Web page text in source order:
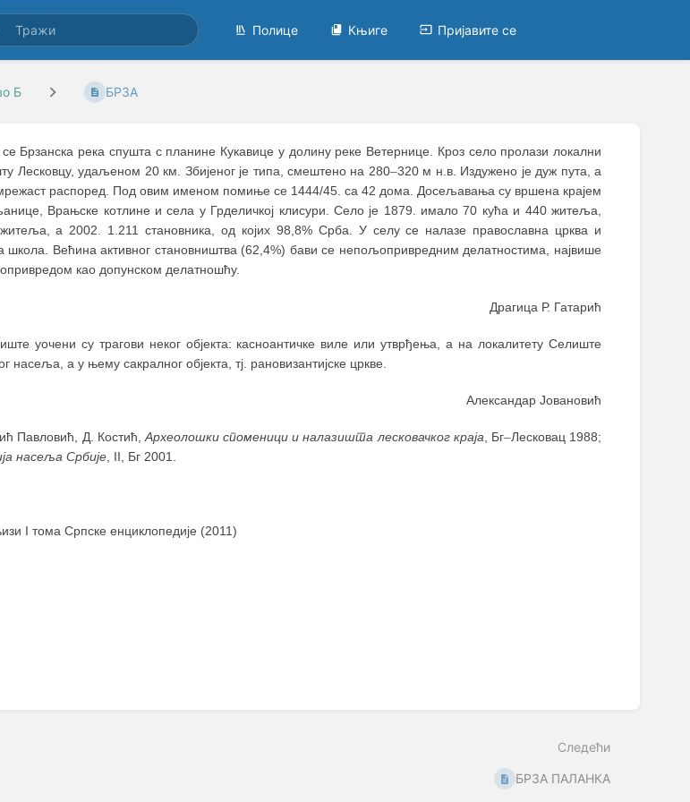
Полице Књиге Пријавите се
Б БРЗА
Брзанска река спушта с планине Кукавице у долину реке Ветернице. Кроз село пролази локални
Лесковцу, удаљеном 20 км. Збијеног је типа, смештено на 280–320 м н.в. Издужено је дуж пута, а
распоред. Под овим именом помиње се 1444/45. са 42 дома. Досељавања су вршена крајем
Врањске котлине и села у Грделичкој клисури. Село је 1879. имало 70 кућа и 440 житеља,
а 2002. 1.211 становника, од којих 98,8% Срба. У селу се налазе православна црква и
школа. Већина активног становништва (62,4%) бави се непољопривредним делатностима, највише
као допунском делатношћу.
Драгица Р. Гатарић
уочени су трагови неког објекта: касноантичке виле или утврђења, а на локалитету Селиште
насеља, а у њему сакралног објекта, тј. рановизантијске цркве.
Aлександар Јовановић
Павловић, Д. Костић,Археолошки споменици и налазишта лесковачког краја, Бг–Лесковац 1988;
насеља Србије, II, Бг 2001.
I тома Српске енциклопедије (2011)
Следећи
БРЗА ПАЛАНКА